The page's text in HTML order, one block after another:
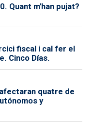
Quant m'han pujat?
fiscal i cal fer el
Cinco Días.
quatre de
y